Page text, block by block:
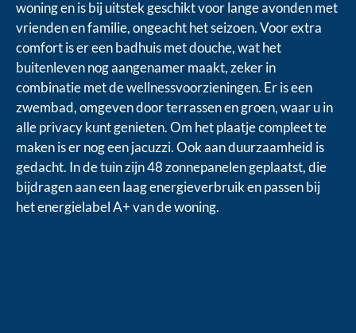
woning en is bij uitstek geschikt voor lange avonden met
vrienden en familie, ongeacht het seizoen. Voor extra
comfort is er een badhuis met douche, wat het
buitenleven nog aangenamer maakt, zeker in
combinatie met de wellnessvoorzieningen. Er is een
zwembad, omgeven door terrassen en groen, waar u in
alle privacy kunt genieten. Om het plaatje compleet te
maken is er nog een jacuzzi. Ook aan duurzaamheid is
gedacht. In de tuin zijn 48 zonnepanelen geplaatst, die
bijdragen aan een laag energieverbruik en passen bij
het energielabel A+ van de woning.